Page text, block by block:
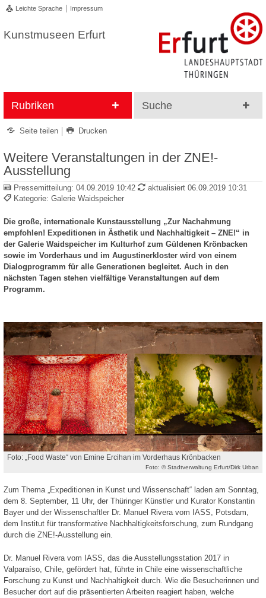
Leichte Sprache Impressum
Kunstmuseen Erfurt
Rubriken Suche
Seite teilen Drucken
Weitere Veranstaltungen in der ZNE!-
Ausstellung
Pressemitteilung: 04.09.2019 10:42
aktualisiert 06.09.2019 10:31
Kategorie: Galerie Waidspeicher
Die große, internationale Kunstausstellung „Zur Nachahmung
empfohlen! Expeditionen in Ästhetik und Nachhaltigkeit – ZNE!“ in
der Galerie Waidspeicher im Kulturhof zum Güldenen Krönbacken
sowie im Vorderhaus und im Augustinerkloster wird von einem
Dialogprogramm für alle Generationen begleitet. Auch in den
nächsten Tagen stehen vielfältige Veranstaltungen auf dem
Programm.
Foto: „Food Waste“ von Emine Ercihan im Vorderhaus Krönbacken
Foto: © Stadtverwaltung Erfurt/Dirk Urban
Zum Thema „Expeditionen in Kunst und Wissenschaft“ laden am Sonntag,
dem 8. September, 11 Uhr, der Thüringer Künstler und Kurator Konstantin
Bayer und der Wissenschaftler Dr. Manuel Rivera vom IASS, Potsdam,
dem Institut für transformative Nachhaltigkeitsforschung, zum Rundgang
durch die ZNE!-Ausstellung ein.
Dr. Manuel Rivera vom IASS, das die Ausstellungsstation 2017 in
Valparaíso, Chile, gefördert hat, führte in Chile eine wissenschaftliche
Forschung zu Kunst und Nachhaltigkeit durch. Wie die Besucherinnen und
Besucher dort auf die präsentierten Arbeiten reagiert haben, welche